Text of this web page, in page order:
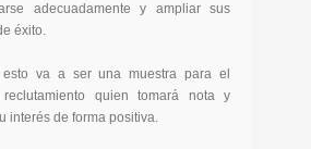
adecuadamente y ampliar sus
éxito.
esto va a ser una muestra para el
quien tomará nota y
interés de forma positiva.